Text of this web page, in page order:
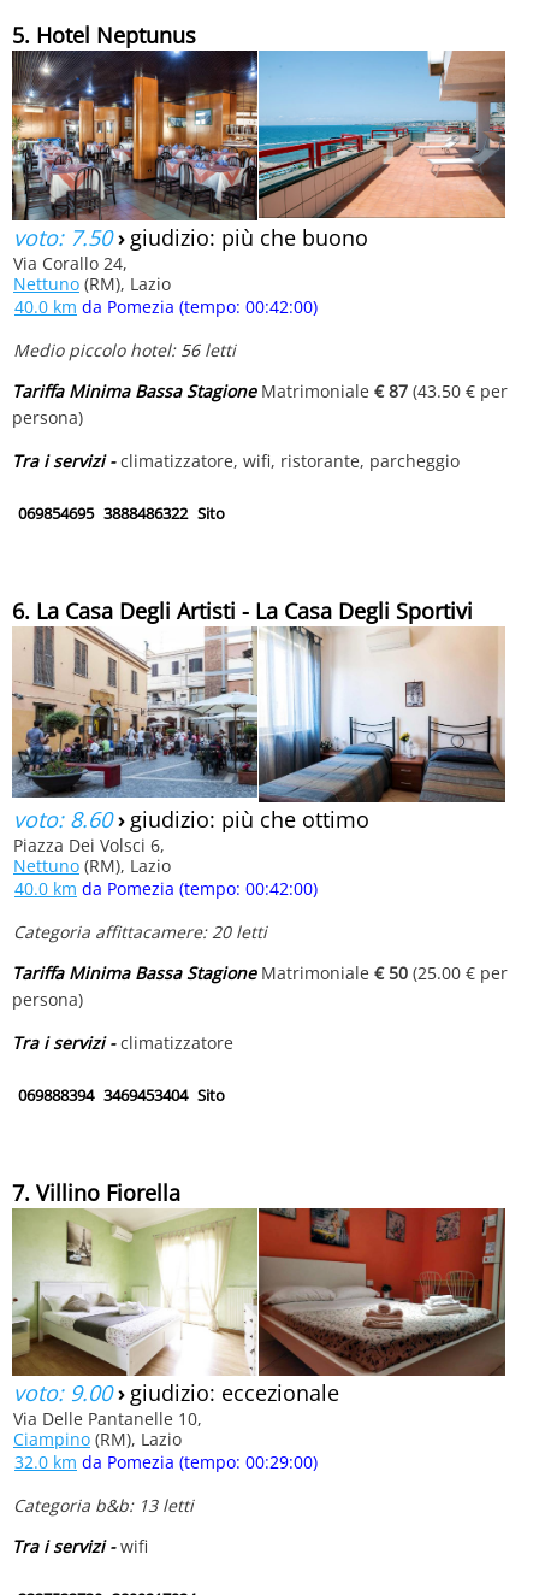
5. Hotel Neptunus
voto: 7.50› giudizio: più che buono
Via Corallo 24,
Nettuno (RM), Lazio
40.0 km da Pomezia (tempo: 00:42:00)
Medio piccolo hotel: 56 letti
Tariffa Minima Bassa StagioneMatrimoniale € 87 (43.50 € per
persona)
Tra i servizi -climatizzatore, wifi, ristorante, parcheggio
069854695 3888486322 Sito
6. La Casa Degli Artisti - La Casa Degli Sportivi
voto: 8.60› giudizio: più che ottimo
Piazza Dei Volsci 6,
Nettuno (RM), Lazio
40.0 km da Pomezia (tempo: 00:42:00)
Categoria affittacamere: 20 letti
Tariffa Minima Bassa StagioneMatrimoniale € 50 (25.00 € per
persona)
Tra i servizi -climatizzatore
069888394 3469453404 Sito
7. Villino Fiorella
voto: 9.00› giudizio: eccezionale
Via Delle Pantanelle 10,
Ciampino (RM), Lazio
32.0 km da Pomezia (tempo: 00:29:00)
Categoria b&b: 13 letti
Tra i servizi -wifi